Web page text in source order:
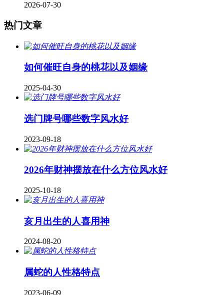
2026-07-30
热门文章
如何催旺自身的桃花以及姻缘
2025-04-30
​选门牌号哪些数字风水好
2023-09-18
2026年财神摆放在什么方位风水好
2025-10-18
亥月出生的人喜用神
2024-08-20
属蛇的人性格特点
2023-06-09